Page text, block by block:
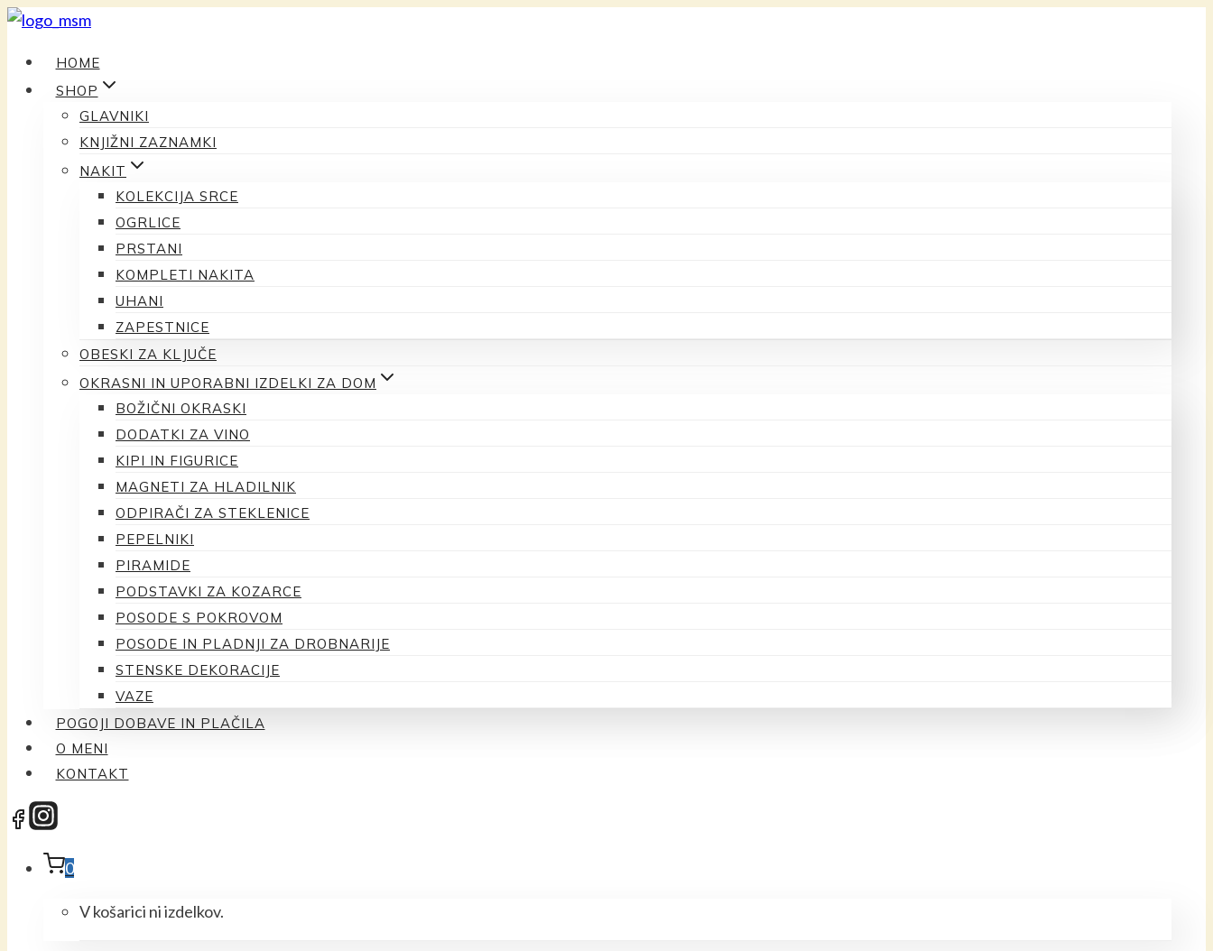
Preskoči
vsebinoHOME
SHOP
GLAVNIKI
KNJIŽNI ZAZNAMKI
NAKIT
KOLEKCIJA SRCE
OGRLICE
PRSTANI
KOMPLETI NAKITA
UHANI
ZAPESTNICE
OBESKI ZA KLJUČE
OKRASNI IN UPORABNI IZDELKI ZA DOM
BOŽIČNI OKRASKI
DODATKI ZA VINO
KIPI IN FIGURICE
MAGNETI ZA HLADILNIK
ODPIRAČI ZA STEKLENICE
PEPELNIKI
PIRAMIDE
PODSTAVKI ZA KOZARCE
POSODE S POKROVOM
POSODE IN PLADNJI ZA DROBNARIJE
STENSKE DEKORACIJE
VAZE
POGOJI DOBAVE IN PLAČILA
O MENI
KONTAKT
0
V košarici ni izdelkov.